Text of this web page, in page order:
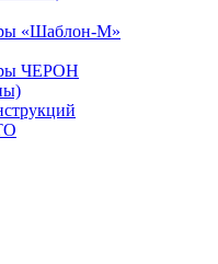
«Шаблон-М»
ЧЕРОН